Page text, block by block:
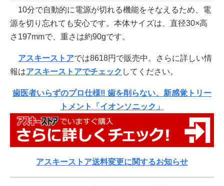
10分で自動的に電源が切れる機能をそなえるため、電
源を切り忘れても安心です。本体サイズは、直径30×高
さ197mmで、重さは約90gです。
アスキーストアでは8618円で販売中。さらに詳しい情
報はアスキーストアでチェック してください。
歯医者いらずのプロ仕様‼ 歯を削らない、新感覚トリー
トメント「イオンソニック」
アスキーストア送料変更に関するお知らせ